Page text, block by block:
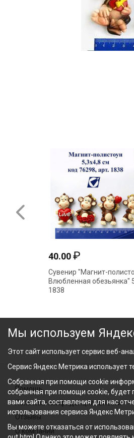
40.00₽
Сувенир "Магнит-
Влюбленная обезьянка"
1838
Помощь
Политика конфиденциальности
Отзывы
О компании
Мы используем
Этот сайт использует сервис веб-
Сервис Яндекс Метрика использует
Собранная при помощи cookie
собранная при помощи cookie, будет
вами сайта, составления для нас
использования сервиса Яндекс
Вы можете отказаться от